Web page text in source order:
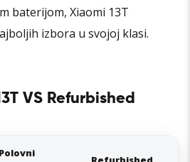
baterijom, Xiaomi 13T
izbora u svojoj klasi.
VS Refurbished
Polovni